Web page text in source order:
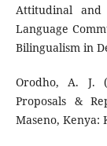
Attitudinal
Language
Bilingualism in
Orodho, A. J.
Proposals &
Maseno, Kenya: